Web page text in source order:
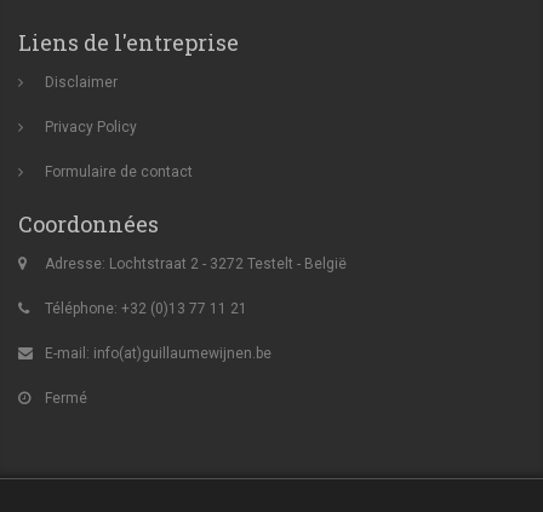
Liens de l'entreprise
Disclaimer
Privacy Policy
Formulaire de contact
Coordonnées
Adresse: Lochtstraat 2 - 3272 Testelt - België
Téléphone: +32 (0)13 77 11 21
E-mail: info(at)guillaumewijnen.be
Fermé